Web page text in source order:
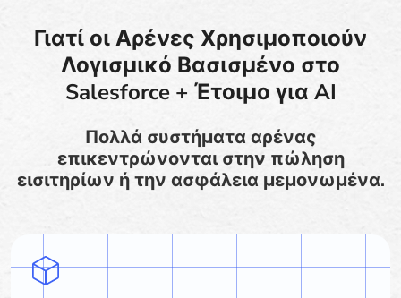
Γιατί οι Αρένες Χρησιμοποιούν
Λογισμικό Βασισμένο στο
Salesforce + Έτοιμο για AI
Πολλά συστήματα αρένας
επικεντρώνονται στην πώληση
εισιτηρίων ή την ασφάλεια μεμονωμένα.